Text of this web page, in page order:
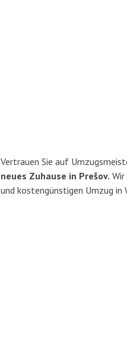
Vertrauen Sie auf
neues Zuhause in Prešov.
und kostengünstigen Umzug in